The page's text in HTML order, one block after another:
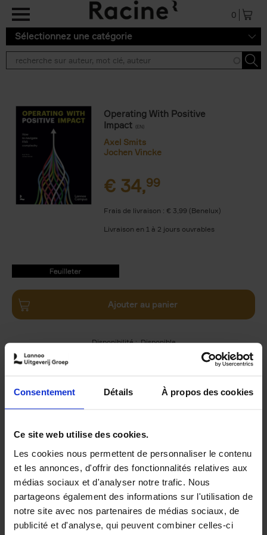
Consentement Détails À propos des cookies
Ce site web utilise des cookies.
Les cookies nous permettent de personnaliser le contenu
et les annonces, d'offrir des fonctionnalités relatives aux
médias sociaux et d'analyser notre trafic. Nous
partageons également des informations sur l'utilisation de
notre site avec nos partenaires de médias sociaux, de
publicité et d'analyse, qui peuvent combiner celles-ci
Aller au contenu principal
0
Sélectionnez une catégorie
Operating With Positive
Impact (EN)
Axel Smits
Jochen Vincke
€ 34,99
Frais de livraison : € 3,99 (Benelux)
Livraison en 1 à 2 jours ouvrables
9789401498173.PDF
9789401498173.PDF
Ajouter au panier
Disponibilité : Disponible